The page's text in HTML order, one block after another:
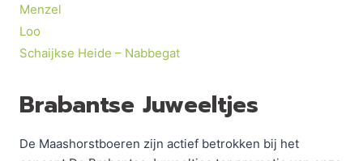
Menzel
Loo
Schaijkse Heide – Nabbegat
Brabantse Juweeltjes
De Maashorstboeren zijn actief betrokken bij het